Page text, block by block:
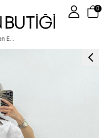
0
Beli̇ Lasti̇kli̇ Keten Etek Laci̇vert